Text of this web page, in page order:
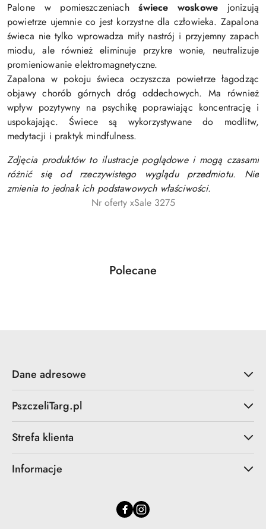
Palone w pomieszczeniachświece woskowe jonizują
powietrze ujemnie co jest korzystne dla człowieka. Zapalona
świeca nie tylko wprowadza miły nastrój i przyjemny zapach
miodu, ale również eliminuje przykre wonie, neutralizuje
promieniowanie elektromagnetyczne.
Zapalona w pokoju świeca oczyszcza powietrze łagodząc
objawy chorób górnych dróg oddechowych. Ma również
wpływ pozytywny na psychikę poprawiając koncentrację i
uspokajając. Świece są wykorzystywane do modlitw,
medytacji i praktyk mindfulness.
Zdjęcia produktów to ilustracje poglądowe i mogą czasami
różnić się od rzeczywistego wyglądu przedmiotu. Nie
zmienia to jednak ich podstawowych właściwości.
Nr oferty xSale 3275
Pomiń karuzelę produktów
Produkty
Polecane
Dane adresowe
PszczeliTarg.pl
Strefa klienta
Informacje